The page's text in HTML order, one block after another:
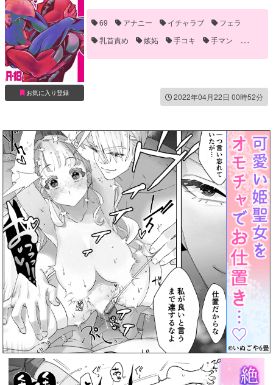
お気に入り登録
69 アナニー イチャラブ
フェラ
乳首責め
嫉妬 手コキ
手マン
雌イキ
2022年04月22日 00時52分